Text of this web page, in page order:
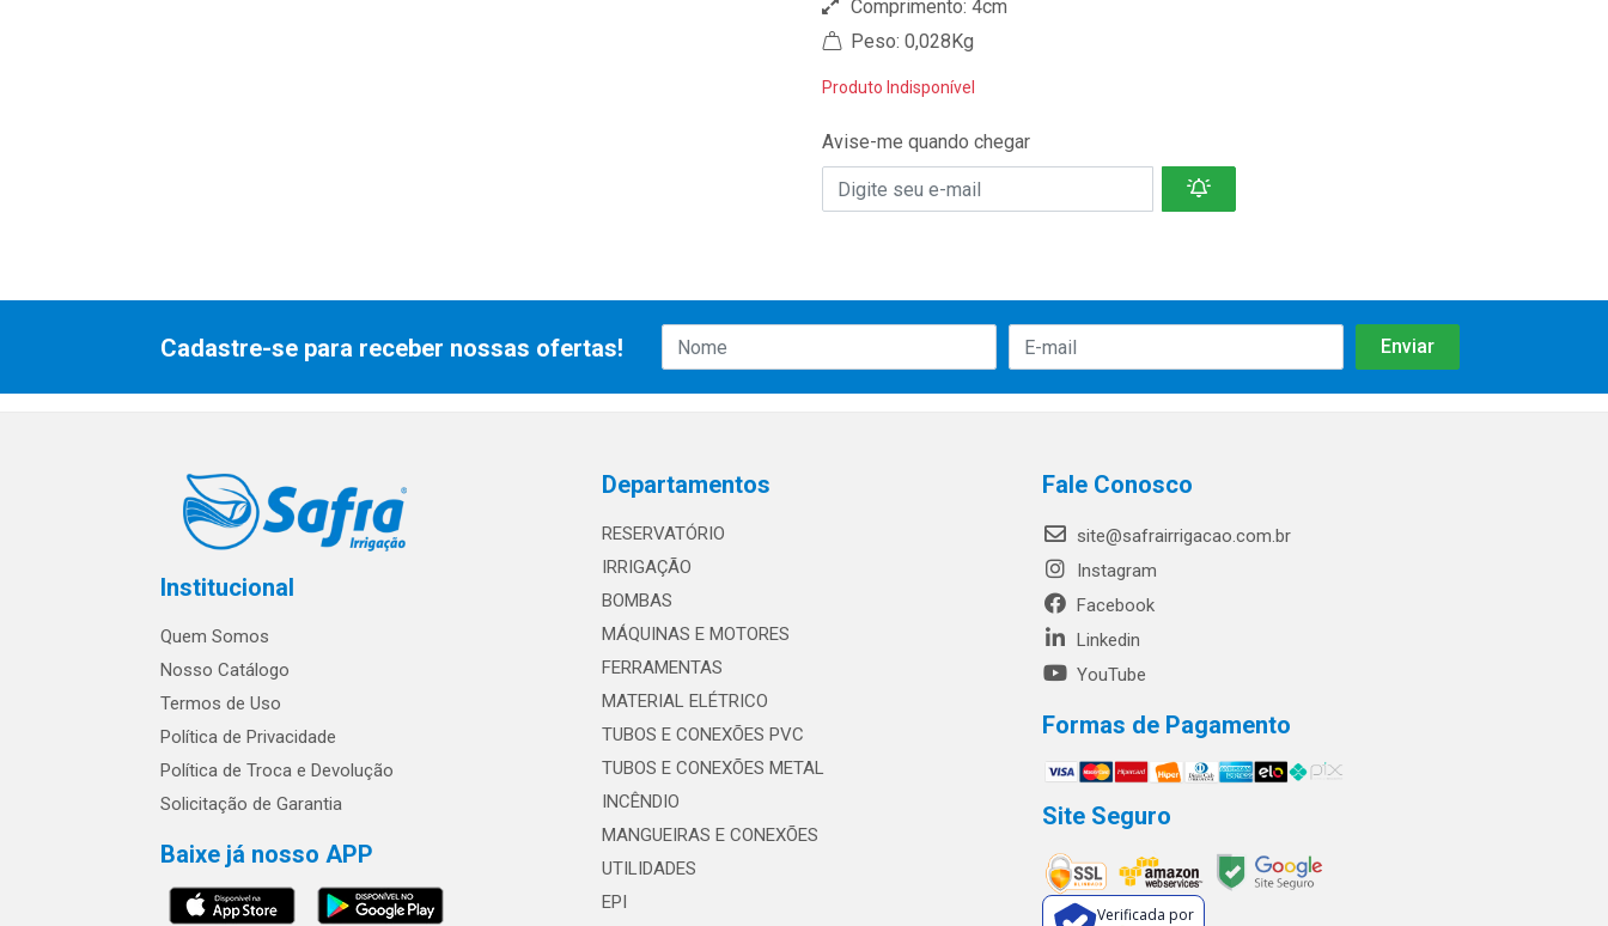
Comprimento: 4cm
Peso: 0,028Kg
Produto Indisponível
Avise-me quando chegar
Cadastre-se para receber nossas ofertas!
Institucional
Quem Somos
Nosso Catálogo
Termos de Uso
Política de Privacidade
Política de Troca e Devolução
Solicitação de Garantia
Baixe já nosso APP
Departamentos
RESERVATÓRIO
IRRIGAÇÃO
BOMBAS
MÁQUINAS E MOTORES
FERRAMENTAS
MATERIAL ELÉTRICO
TUBOS E CONEXÕES PVC
TUBOS E CONEXÕES METAL
INCÊNDIO
MANGUEIRAS E CONEXÕES
UTILIDADES
EPI
Fale Conosco
site@safrairrigacao.com.br
Instagram
Facebook
Linkedin
YouTube
Formas de Pagamento
Site Seguro
Verificada por